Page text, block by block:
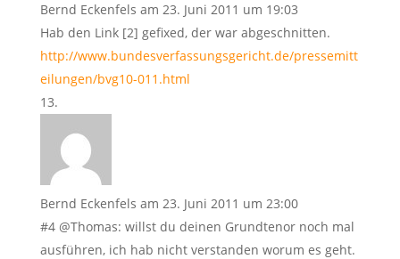
Bernd Eckenfels am 23. Juni 2011 um 19:03
Hab den Link [2] gefixed, der war abgeschnitten.
http://www.bundesverfassungsgericht.de/pressemitt
eilungen/bvg10-011.html
Bernd Eckenfels am 23. Juni 2011 um 23:00
#4 @Thomas: willst du deinen Grundtenor noch mal
ausführen, ich hab nicht verstanden worum es geht.